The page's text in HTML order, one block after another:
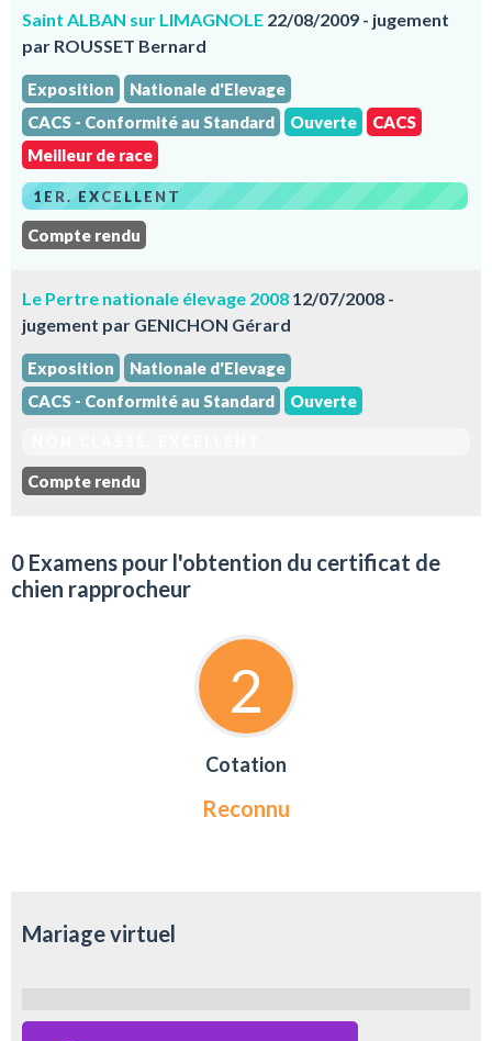
Saint ALBAN sur LIMAGNOLE 22/08/2009 - jugement
par ROUSSET Bernard
Exposition
Nationale d'Elevage
CACS - Conformité au Standard
Ouverte
CACS
Meilleur de race
1ER. EXCELLENT
Compte rendu
Le Pertre nationale élevage 2008 12/07/2008 -
jugement par GENICHON Gérard
Exposition
Nationale d'Elevage
CACS - Conformité au Standard
Ouverte
Compte rendu
0 Examens pour l'obtention du certificat de
chien rapprocheur
2
Cotation
Reconnu
Mariage virtuel